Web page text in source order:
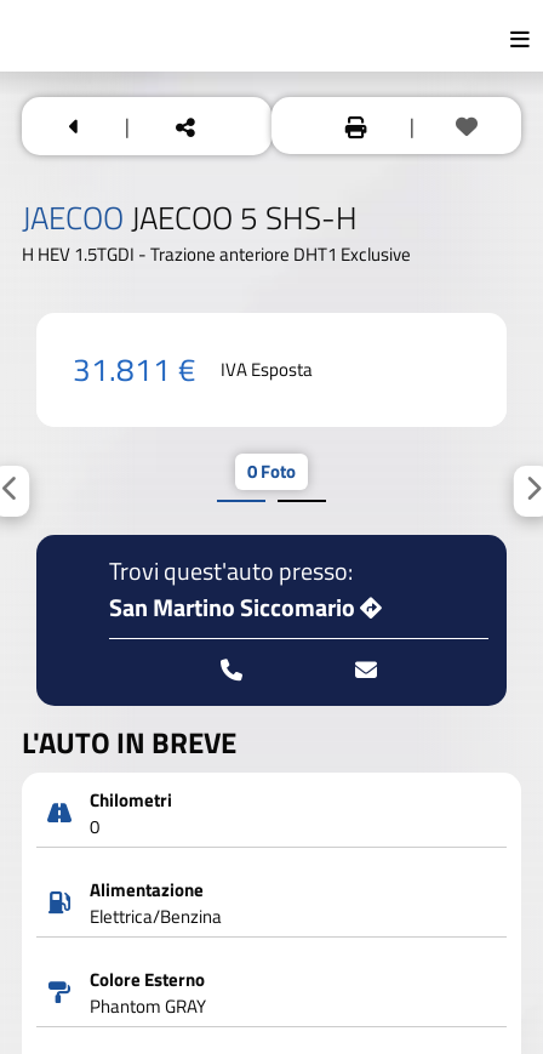
| |
JAECOOJAECOO 5 SHS-H
H HEV 1.5TGDI - Trazione anteriore DHT1 Exclusive
31.811 € IVA Esposta
0 Foto
Trovi quest'auto presso:
San Martino Siccomario
L'AUTO IN BREVE
Chilometri
0
Alimentazione
Elettrica/Benzina
Colore Esterno
Phantom GRAY